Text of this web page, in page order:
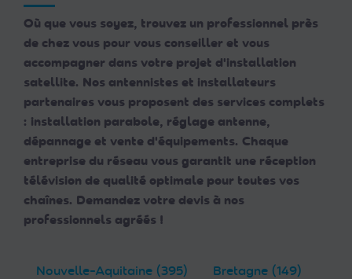
Où que vous soyez, trouvez un professionnel près
de chez vous pour vous conseiller et vous
accompagner dans votre projet d'installation
satellite. Nos antennistes et installateurs
partenaires vous proposent des services complets
: installation parabole, réglage antenne,
dépannage et vente d'équipements. Chaque
entreprise du réseau vous garantit une réception
télévision de qualité optimale pour toutes vos
chaînes. Demandez votre devis à nos
professionnels agréés !
Nouvelle-Aquitaine (395) Bretagne (149)